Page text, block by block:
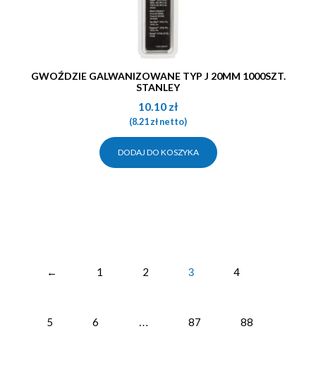
GWOŹDZIE GALWANIZOWANE TYP J 20MM 1000SZT.
STANLEY
10.10 zł
(8.21złnetto)
DODAJ DO KOSZYKA
← 1 2 3 4
5 6 … 87 88